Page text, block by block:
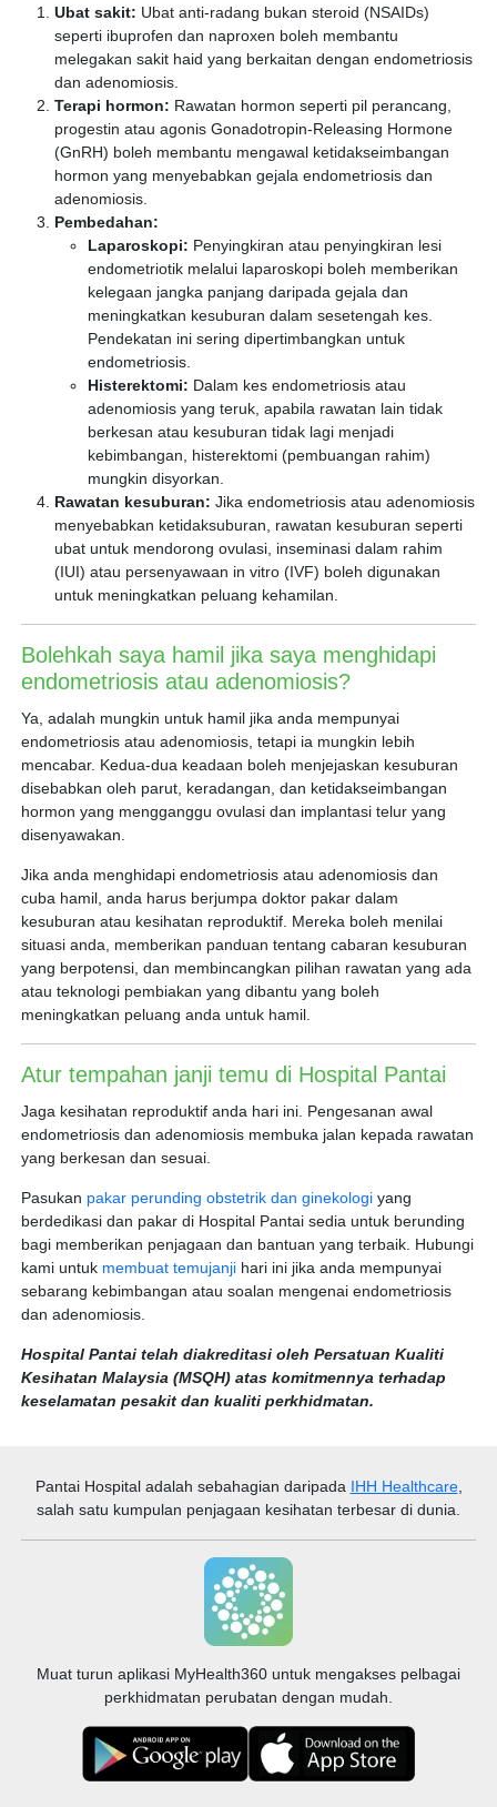
Ubat sakit: Ubat anti-radang bukan steroid (NSAIDs)
seperti ibuprofen dan naproxen boleh membantu
melegakan sakit haid yang berkaitan dengan endometriosis
dan adenomiosis.
Terapi hormon: Rawatan hormon seperti pil perancang,
progestin atau agonis Gonadotropin-Releasing Hormone
(GnRH) boleh membantu mengawal ketidakseimbangan
hormon yang menyebabkan gejala endometriosis dan
adenomiosis.
Pembedahan:
Laparoskopi: Penyingkiran atau penyingkiran lesi
endometriotik melalui laparoskopi boleh memberikan
kelegaan jangka panjang daripada gejala dan
meningkatkan kesuburan dalam sesetengah kes.
Pendekatan ini sering dipertimbangkan untuk
endometriosis.
Histerektomi: Dalam kes endometriosis atau
adenomiosis yang teruk, apabila rawatan lain tidak
berkesan atau kesuburan tidak lagi menjadi
kebimbangan, histerektomi (pembuangan rahim)
mungkin disyorkan.
Rawatan kesuburan: Jika endometriosis atau adenomiosis
menyebabkan ketidaksuburan, rawatan kesuburan seperti
ubat untuk mendorong ovulasi, inseminasi dalam rahim
(IUI) atau persenyawaan in vitro (IVF) boleh digunakan
untuk meningkatkan peluang kehamilan.
Bolehkah saya hamil jika saya menghidapi
endometriosis atau adenomiosis?
Ya, adalah mungkin untuk hamil jika anda mempunyai
endometriosis atau adenomiosis, tetapi ia mungkin lebih
mencabar. Kedua-dua keadaan boleh menjejaskan kesuburan
disebabkan oleh parut, keradangan, dan ketidakseimbangan
hormon yang mengganggu ovulasi dan implantasi telur yang
disenyawakan.
Jika anda menghidapi endometriosis atau adenomiosis dan
cuba hamil, anda harus berjumpa doktor pakar dalam
kesuburan atau kesihatan reproduktif. Mereka boleh menilai
situasi anda, memberikan panduan tentang cabaran kesuburan
yang berpotensi, dan membincangkan pilihan rawatan yang ada
atau teknologi pembiakan yang dibantu yang boleh
meningkatkan peluang anda untuk hamil.
Atur tempahan janji temu di Hospital Pantai
Jaga kesihatan reproduktif anda hari ini. Pengesanan awal
endometriosis dan adenomiosis membuka jalan kepada rawatan
yang berkesan dan sesuai.
Pasukan pakar perunding obstetrik dan ginekologiyang
berdedikasi dan pakar di Hospital Pantai sedia untuk berunding
bagi memberikan penjagaan dan bantuan yang terbaik. Hubungi
kami untuk membuat temujanjihari ini jika anda mempunyai
sebarang kebimbangan atau soalan mengenai endometriosis
dan adenomiosis.
Hospital Pantai telah diakreditasi oleh Persatuan Kualiti
Kesihatan Malaysia (MSQH) atas komitmennya terhadap
keselamatan pesakit dan kualiti perkhidmatan.
Pantai Hospitaladalah sebahagian daripada IHH Healthcare,
salah satu kumpulan penjagaan kesihatan terbesar di dunia.
Muat turun aplikasi MyHealth360 untuk mengakses pelbagai
perkhidmatan perubatan dengan mudah.